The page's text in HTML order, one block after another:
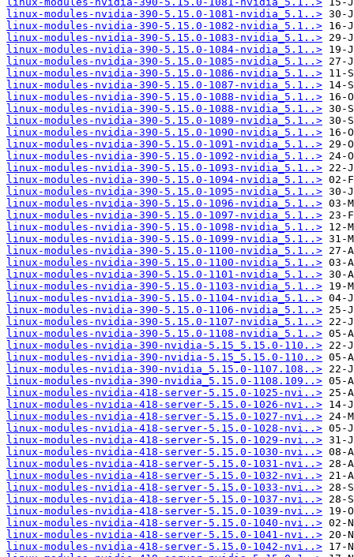
linux-modules-nvidia-390-5.15.0-1081-nvidia_5.1..>
linux-modules-nvidia-390-5.15.0-1082-nvidia_5.1..>
linux-modules-nvidia-390-5.15.0-1083-nvidia_5.1..>
linux-modules-nvidia-390-5.15.0-1084-nvidia_5.1..>
linux-modules-nvidia-390-5.15.0-1085-nvidia_5.1..>
linux-modules-nvidia-390-5.15.0-1086-nvidia_5.1..>
linux-modules-nvidia-390-5.15.0-1087-nvidia_5.1..>
linux-modules-nvidia-390-5.15.0-1088-nvidia_5.1..>
linux-modules-nvidia-390-5.15.0-1088-nvidia_5.1..>
linux-modules-nvidia-390-5.15.0-1089-nvidia_5.1..>
linux-modules-nvidia-390-5.15.0-1090-nvidia_5.1..>
linux-modules-nvidia-390-5.15.0-1091-nvidia_5.1..>
linux-modules-nvidia-390-5.15.0-1092-nvidia_5.1..>
linux-modules-nvidia-390-5.15.0-1093-nvidia_5.1..>
linux-modules-nvidia-390-5.15.0-1094-nvidia_5.1..>
linux-modules-nvidia-390-5.15.0-1095-nvidia_5.1..>
linux-modules-nvidia-390-5.15.0-1096-nvidia_5.1..>
linux-modules-nvidia-390-5.15.0-1097-nvidia_5.1..>
linux-modules-nvidia-390-5.15.0-1098-nvidia_5.1..>
linux-modules-nvidia-390-5.15.0-1099-nvidia_5.1..>
linux-modules-nvidia-390-5.15.0-1100-nvidia_5.1..>
linux-modules-nvidia-390-5.15.0-1100-nvidia_5.1..>
linux-modules-nvidia-390-5.15.0-1101-nvidia_5.1..>
linux-modules-nvidia-390-5.15.0-1103-nvidia_5.1..>
linux-modules-nvidia-390-5.15.0-1104-nvidia_5.1..>
linux-modules-nvidia-390-5.15.0-1106-nvidia_5.1..>
linux-modules-nvidia-390-5.15.0-1107-nvidia_5.1..>
linux-modules-nvidia-390-5.15.0-1108-nvidia_5.1..>
linux-modules-nvidia-390-nvidia-5.15_5.15.0-110..>
linux-modules-nvidia-390-nvidia-5.15_5.15.0-110..>
linux-modules-nvidia-390-nvidia_5.15.0-1107.108..>
linux-modules-nvidia-390-nvidia_5.15.0-1108.109..>
linux-modules-nvidia-418-server-5.15.0-1025-nvi..>
linux-modules-nvidia-418-server-5.15.0-1026-nvi..>
linux-modules-nvidia-418-server-5.15.0-1027-nvi..>
linux-modules-nvidia-418-server-5.15.0-1028-nvi..>
linux-modules-nvidia-418-server-5.15.0-1029-nvi..>
linux-modules-nvidia-418-server-5.15.0-1030-nvi..>
linux-modules-nvidia-418-server-5.15.0-1031-nvi..>
linux-modules-nvidia-418-server-5.15.0-1032-nvi..>
linux-modules-nvidia-418-server-5.15.0-1033-nvi..>
linux-modules-nvidia-418-server-5.15.0-1037-nvi..>
linux-modules-nvidia-418-server-5.15.0-1039-nvi..>
linux-modules-nvidia-418-server-5.15.0-1040-nvi..>
linux-modules-nvidia-418-server-5.15.0-1041-nvi..>
linux-modules-nvidia-418-server-5.15.0-1042-nvi..>